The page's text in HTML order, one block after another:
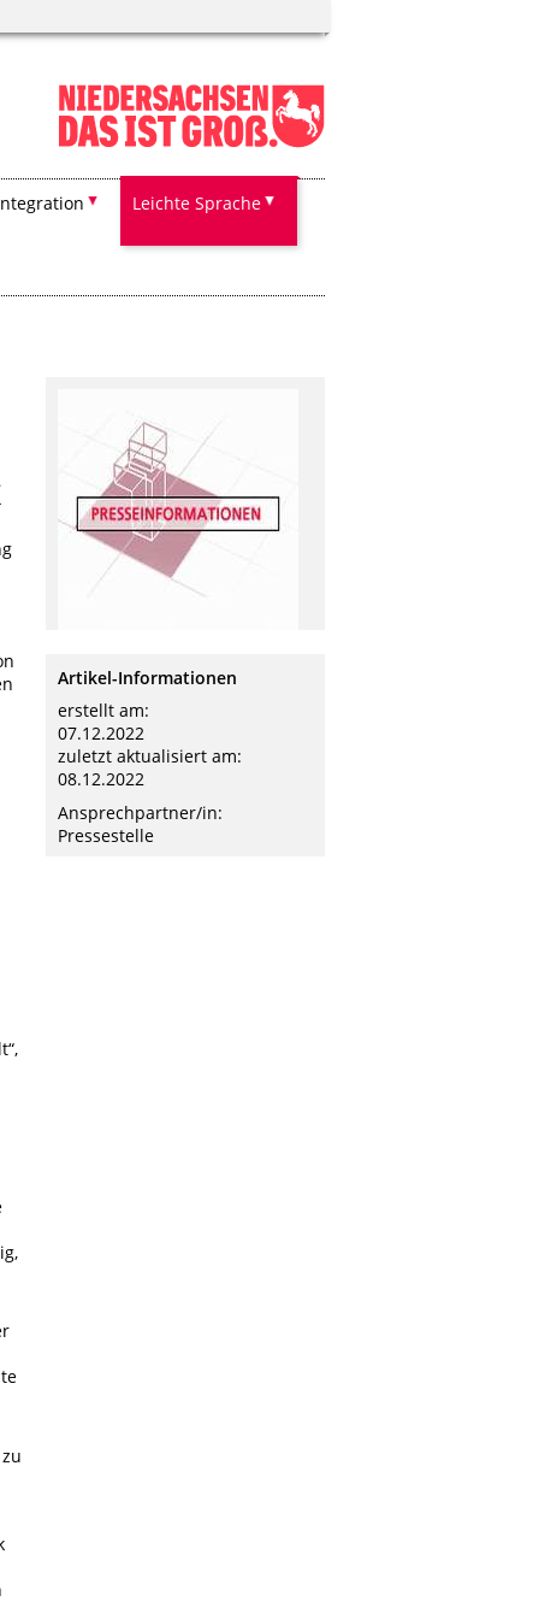
Leichte Sprache
Artikel-Informationen
erstellt am:
07.12.2022
zuletzt aktualisiert am:
08.12.2022
Ansprechpartner/in:
Pressestelle